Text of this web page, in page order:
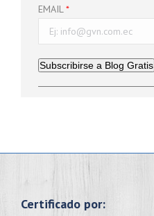
EMAIL
Subscribirse a Blog Gratis
Certificado por: